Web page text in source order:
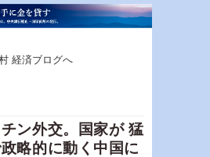
ン外交。国家が 猛
略的に動く中国に